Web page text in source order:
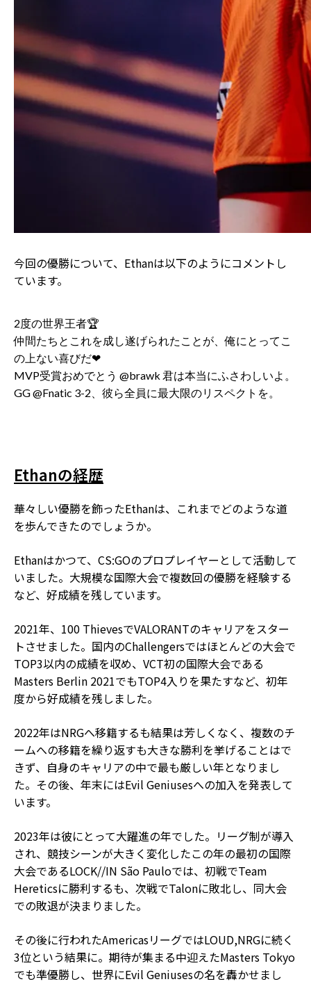
今回の優勝について、Ethanは以下のようにコメントし
ています。
2度の世界王者🏆️
仲間たちとこれを成し遂げられたことが、俺にとってこ
の上ない喜びだ❤
MVP受賞おめでとう @brawk 君は本当にふさわしいよ。
GG @Fnatic 3-2、彼ら全員に最大限のリスペクトを。
Ethanの経歴
華々しい優勝を飾ったEthanは、これまでどのような道
を歩んできたのでしょうか。
Ethanはかつて、CS:GOのプロプレイヤーとして活動して
いました。大規模な国際大会で複数回の優勝を経験する
など、好成績を残しています。
2021年、100 ThievesでVALORANTのキャリアをスター
トさせました。国内のChallengersではほとんどの大会で
TOP3以内の成績を収め、VCT初の国際大会である
Masters Berlin 2021でもTOP4入りを果たすなど、初年
度から好成績を残しました。
2022年はNRGへ移籍するも結果は芳しくなく、複数のチ
ームへの移籍を繰り返すも大きな勝利を挙げることはで
きず、自身のキャリアの中で最も厳しい年となりまし
た。その後、年末にはEvil Geniusesへの加入を発表して
います。
2023年は彼にとって大躍進の年でした。リーグ制が導入
され、競技シーンが大きく変化したこの年の最初の国際
大会であるLOCK//IN São Pauloでは、初戦でTeam
Hereticsに勝利するも、次戦でTalonに敗北し、同大会
での敗退が決まりました。
その後に行われたAmericasリーグではLOUD,NRGに続く
3位という結果に。期待が集まる中迎えたMasters Tokyo
でも準優勝し、世界にEvil Geniusesの名を轟かせまし